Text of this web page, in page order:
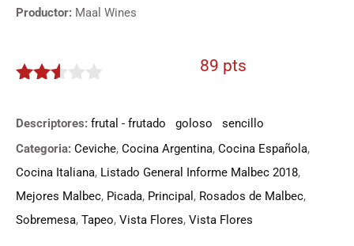
Productor: Maal Wines
89 pts
Descriptores: frutal - frutado goloso
sencillo
Categoria: Ceviche, Cocina Argentina, Cocina Española,
Cocina Italiana, Listado General Informe Malbec 2018,
Mejores Malbec, Picada, Principal , Rosados de Malbec,
Sobremesa, Tapeo, Vista Flores, Vista Flores